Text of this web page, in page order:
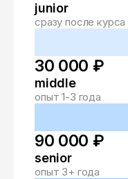
junior
сразу после курса
30 000 ₽
middle
опыт 1-3 года
90 000 ₽
senior
опыт 3+ года